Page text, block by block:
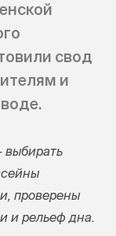
свод
и
выбирать
проверены
и рельеф дна.